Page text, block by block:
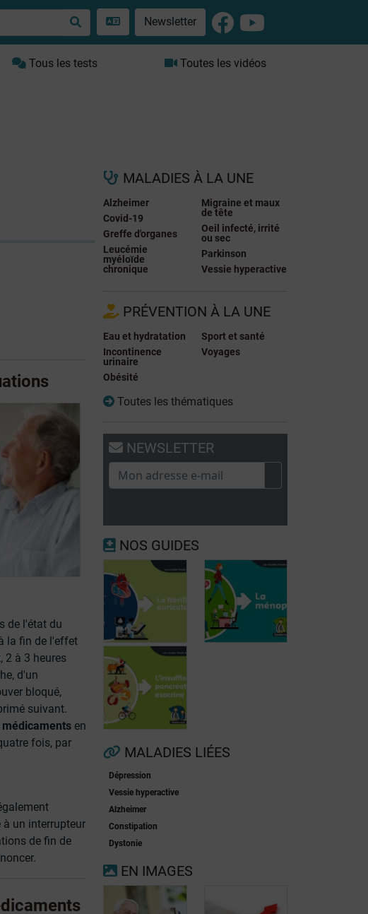
Newsletter
Tous les tests Toutes les vidéos
de l'état du
la fin de l'effet
2 à 3 heures
d'un
bloqué,
suivant.
médicamentsen
fois, par
à un interrupteur
de fin de
MALADIES À LA UNE
Alzheimer
Covid-19
Greffe d'organes
Leucémie
myéloïde
chronique
Migraine et maux
de tête
Oeil infecté, irrité
ou sec
Parkinson
Vessie hyperactive
PRÉVENTION À LA UNE
Eau et hydratation
Incontinence
urinaire
Obésité
Sport et santé
Voyages
Toutes les thématiques
NEWSLETTER
NOS GUIDES
Fibrillation
auriculaire
Insuffisance
pancréatique
MALADIES LIÉES
Dépression
Vessie hyperactive
Alzheimer
Constipation
Dystonie
EN IMAGES